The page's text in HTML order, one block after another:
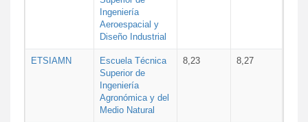
Ingeniería
Aeroespacial y
Diseño Industrial
ETSIAMN
Escuela Técnica
Superior de
Ingeniería
Agronómica y del
Medio Natural
8,23 8,27